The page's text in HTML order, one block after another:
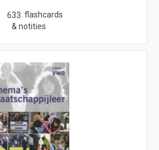
633 flashcards
& notities